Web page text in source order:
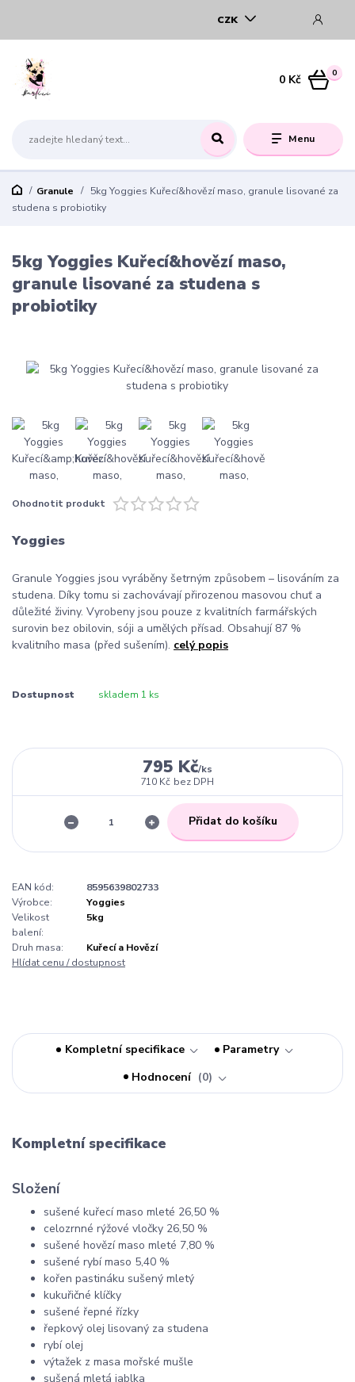
Menu
CZK
0
0 Kč
Granule
5kg Yoggies Kuřecí&hovězí maso, granule lisované za
studena s probiotiky
5kg Yoggies Kuřecí&hovězí maso,
granule lisované za studena s
probiotiky
Ohodnotit produkt
Yoggies
Granule Yoggies jsou vyráběny šetrným způsobem – lisováním za
studena. Díky tomu si zachovávají přirozenou masovou chuť a
důležité živiny. Vyrobeny jsou pouze z kvalitních farmářských
surovin bez obilovin, sóji a umělých přísad. Obsahují 87 %
kvalitního masa (před sušením). celý popis
Dostupnost skladem 1 ks
795 Kč/ks
710 Kč bez DPH
Přidat do košíku
EAN kód:
8595639802733
Výrobce:
Yoggies
Velikost
balení:
5kg
Druh masa:
Kuřecí a Hovězí
Hlídat cenu / dostupnost
Kompletní specifikace
Parametry
Hodnocení
0
Kompletní specifikace
Složení
sušené kuřecí maso mleté 26,50 %
celozrnné rýžové vločky 26,50 %
sušené hovězí maso mleté 7,80 %
sušené rybí maso 5,40 %
kořen pastináku sušený mletý
kukuřičné klíčky
sušené řepné řízky
řepkový olej lisovaný za studena
rybí olej
výtažek z masa mořské mušle
sušená mletá jablka